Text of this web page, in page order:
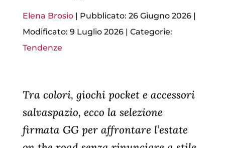
Elena Brosio| Pubblicato: 26 Giugno 2026|
Modificato: 9 Luglio 2026| Categorie:
Tendenze
Tra colori, giochi pocket e accessori
salvaspazio, ecco la selezione
firmata GG per affrontare l’estate